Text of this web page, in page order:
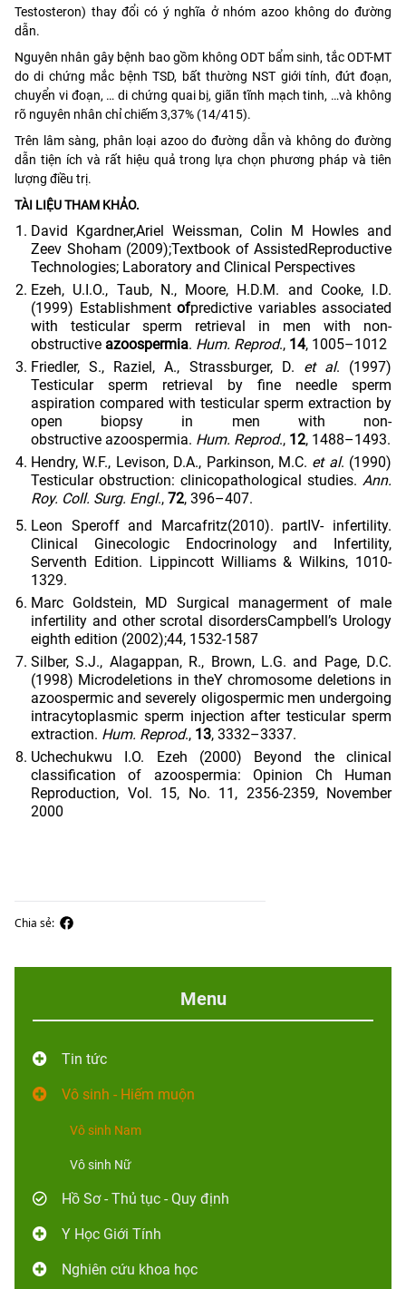
Testosteron) thay đổi có ý nghĩa ở nhóm azoo không do đường
dẫn.
Nguyên nhân gây bệnh bao gồm không ODT bẩm sinh, tắc ODT-MT
do di chứng mắc bệnh TSD, bất thường NST giới tính, đứt đoạn,
chuyển vi đoạn, … di chứng quai bị, giãn tĩnh mạch tinh, …và không
rõ nguyên nhân chỉ chiếm 3,37% (14/415).
Trên lâm sàng, phân loại azoo do đường dẫn và không do đường
dẫn tiện ích và rất hiệu quả trong lựa chọn phương pháp và tiên
lượng điều trị.
TÀI LIỆU THAM KHẢO.
David Kgardner,Ariel Weissman, Colin M Howles and
Zeev Shoham (2009);Textbook of AssistedReproductive
Technologies; Laboratory and Clinical Perspectives
Ezeh, U.I.O., Taub, N., Moore, H.D.M. and Cooke, I.D.
(1999) Establishment ofpredictive variables associated
with testicular sperm retrieval in men with non-
obstructive azoospermia. Hum. Reprod., 14, 1005–1012
Friedler, S., Raziel, A., Strassburger, D. et al. (1997)
Testicular sperm retrieval by fine needle sperm
aspiration compared with testicular sperm extraction by
open biopsy in men with non-
obstructive azoospermia. Hum. Reprod., 12, 1488–1493.
Hendry, W.F., Levison, D.A., Parkinson, M.C. et al. (1990)
Testicular obstruction: clinicopathological studies. Ann.
Roy. Coll. Surg. Engl., 72, 396–407.
Leon Speroff and Marcafritz(2010). partIV- infertility.
Clinical Ginecologic Endocrinology and Infertility,
Serventh Edition. Lippincott Williams & Wilkins, 1010-
1329.
Marc Goldstein, MD Surgical managerment of male
infertility and other scrotal disordersCampbell’s Urology
eighth edition (2002);44, 1532-1587
Silber, S.J., Alagappan, R., Brown, L.G. and Page, D.C.
(1998) Microdeletions in theY chromosome deletions in
azoospermic and severely oligospermic men undergoing
intracytoplasmic sperm injection after testicular sperm
extraction. Hum. Reprod., 13, 3332–3337.
Uchechukwu I.O. Ezeh (2000) Beyond the clinical
classification of azoospermia: Opinion Ch Human
Reproduction, Vol. 15, No. 11, 2356-2359, November
2000
Chia sẻ:
Menu
Tin tức
Vô sinh - Hiếm muộn
Vô sinh Nam
Vô sinh Nữ
Hồ Sơ - Thủ tục - Quy định
Y Học Giới Tính
Nghiên cứu khoa học